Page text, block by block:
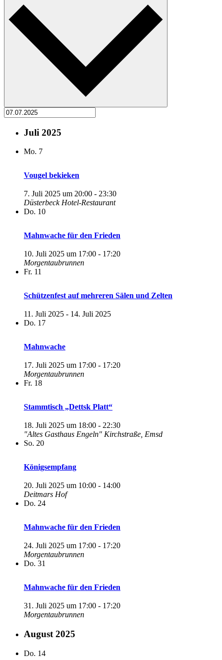
Juli 2025
Mo. 7
Vougel bekieken
7. Juli 2025 um 20:00 - 23:30
Düsterbeck Hotel-Restaurant
Do. 10
Mahnwache für den Frieden
10. Juli 2025 um 17:00 - 17:20
Morgentaubrunnen
Fr. 11
Schützenfest auf mehreren Sälen und Zelten
11. Juli 2025 - 14. Juli 2025
Do. 17
Mahnwache
17. Juli 2025 um 17:00 - 17:20
Morgentaubrunnen
Fr. 18
Stammtisch „Dettsk Platt“
18. Juli 2025 um 18:00 - 22:30
"Altes Gasthaus Engeln" Kirchstraße, Emsd
So. 20
Königsempfang
20. Juli 2025 um 10:00 - 14:00
Deitmars Hof
Do. 24
Mahnwache für den Frieden
24. Juli 2025 um 17:00 - 17:20
Morgentaubrunnen
Do. 31
Mahnwache für den Frieden
31. Juli 2025 um 17:00 - 17:20
Morgentaubrunnen
August 2025
Do. 14